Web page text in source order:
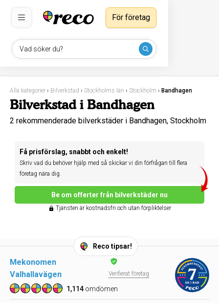
Vad söker du?
För företag
Alla kategorier › Bilverkstad › Stockholms län › Stockholm › Bandhagen
Bilverkstad i Bandhagen
2 rekommenderade bilverkstäder i Bandhagen, Stockholm
Få prisförslag, snabbt och enkelt!
Skriv vad du behöver hjälp med så skickar vi din förfrågan till flera
företag nära dig.
Be om offerter från bilverkstäder nu
Tjänsten är kostnadsfri och utan förpliktelser
Reco tipsar!
Mekonomen
Valhallavägen
Verifierat företag
1,114 omdömen